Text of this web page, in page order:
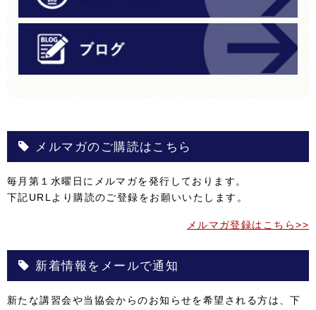
メルマガのご購読はこちら
毎月第１水曜日にメルマガを発行しております。
下記URLより購読のご登録をお願いいたします。
メルマガ登録はこちら>>
新着情報をメールで通知
新たな講習会や当協会からのお知らせを希望される方は、下